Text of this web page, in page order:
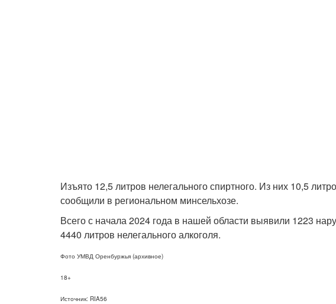
Изъято 12,5 литров нелегального спиртного. Из них 10,5
сообщили в региональном минсельхозе.
Всего с начала 2024 года в нашей области выявили 1223
4440 литров нелегального алкоголя.
Фото УМВД Оренбуржья (архивное)
18+
Источник: RIA56